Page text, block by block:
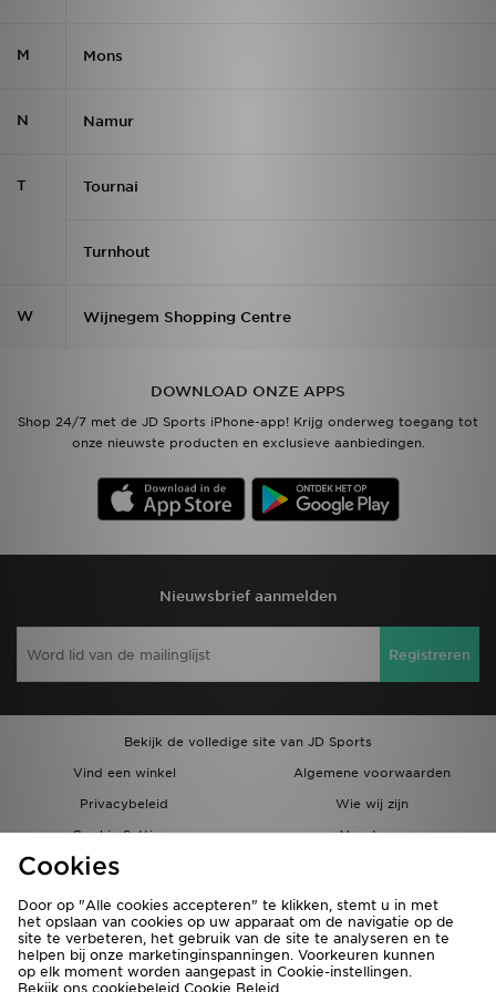
M Mons
N Namur
T Tournai
Turnhout
W Wijnegem Shopping Centre
DOWNLOAD ONZE APPS
Shop 24/7 met de JD Sports iPhone-app! Krijg onderweg toegang tot
onze nieuwste producten en exclusieve aanbiedingen.
Nieuwsbrief aanmelden
Registreren
Bekijk de volledige site van JD Sports
Vind een winkel
Algemene voorwaarden
Privacybeleid
Wie wij zijn
Cookie Settings
Vacatures
Bestellingen en Levering
Cookies
Door op "Alle cookies accepteren" te klikken, stemt u in met
het opslaan van cookies op uw apparaat om de navigatie op de
site te verbeteren, het gebruik van de site te analyseren en te
helpen bij onze marketinginspanningen. Voorkeuren kunnen
op elk moment worden aangepast in Cookie-instellingen.
Bekijk ons cookiebeleid Cookie Beleid